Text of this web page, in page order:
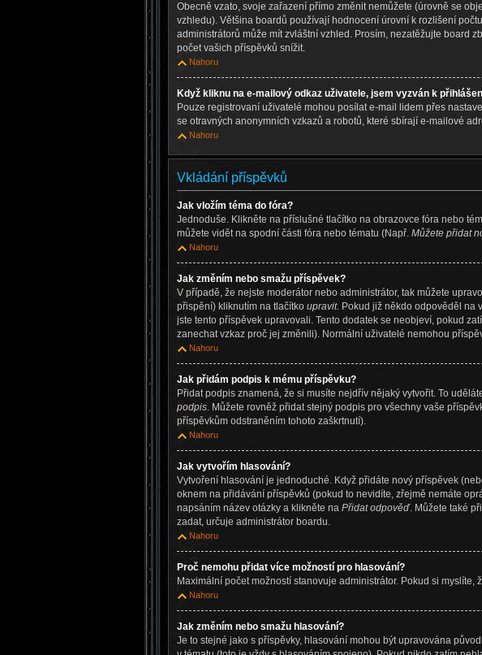
Obecně vzato, svoje zařazení přímo změnit nemůžete (úrovně se
vzhledu). Většina boardů používají hodnocení úrovní k rozlišení
administrátorů může mít zvláštní vzhled. Prosím, nezatěžujte board
počet vašich příspěvků snížit.
Nahoru
Když kliknu na e-mailový odkaz uživatele, jsem vyzván k
Pouze registrovaní uživatelé mohou posílat e-mail lidem přes
se otravných anonymních vzkazů a robotů, které sbírají e-mailové
Nahoru
Vkládání příspěvků
Jak vložím téma do fóra?
Jednoduše. Klikněte na příslušné tlačítko na obrazovce fóra nebo
můžete vidět na spodní části fóra nebo tématu (Např. Můžete přidat
Nahoru
Jak změním nebo smažu příspěvek?
V případě, že nejste moderátor nebo administrátor, tak můžete
přispění) kliknutím na tlačítko upravit. Pokud již někdo odpověděl na
jste tento příspěvek upravovali. Tento dodatek se neobjeví, pokud
zanechat vzkaz proč jej změnili). Normální uživatelé nemohou
Nahoru
Jak přidám podpis k mému příspěvku?
Přidat podpis znamená, že si musíte nejdřív nějaký vytvořit. To
podpis. Můžete rovněž přidat stejný podpis pro všechny vaše
příspěvkům odstraněním tohoto zaškrtnutí).
Nahoru
Jak vytvořím hlasování?
Vytvoření hlasování je jednoduché. Když přidáte nový příspěvek
oknem na přidávání příspěvků (pokud to nevidíte, zřejmě nemáte
napsáním název otázky a klikněte na Přidat odpověď. Můžete také
zadat, určuje administrátor boardu.
Nahoru
Proč nemohu přidat více možností pro hlasování?
Maximální počet možností stanovuje administrátor. Pokud si
Nahoru
Jak změním nebo smažu hlasování?
Je to stejné jako s příspěvky, hlasování mohou být upravována